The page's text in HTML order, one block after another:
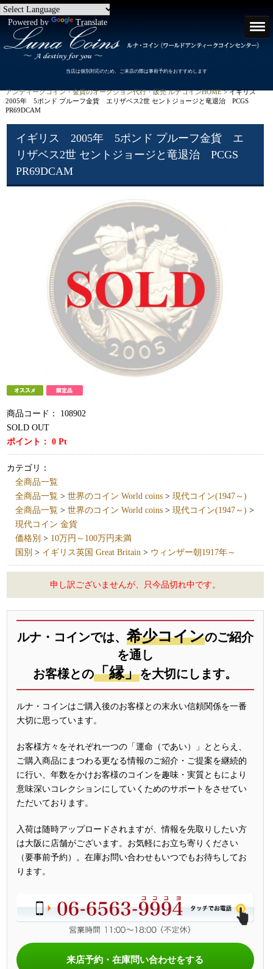
Powered by Translate
当店は個別対応のため、ご来店の際は事前予約をおすすめします
アンティークコイン・金貨のオークション代行・販売 ルナコインHOME> イギリス
2005年 5ポンド プルーフ金貨 エリザベス2世 セントジョージと竜退治 PCGS
PR69DCAM
イギリス 2005年 5ポンド プルーフ金貨 エ
リザベス2世 セントジョージと竜退治 PCGS
PR69DCAM
商品コード：
108902
SOLD OUT
ポイント：0 Pt
カテゴリ：
全商品一覧
全商品一覧 >世界のコイン World coins >現代コイン(1947～)
全商品一覧 >世界のコイン World coins >現代コイン(1947～) >
現代コイン 金貨
価格別 > 10万円～100万円未満
国別 > イギリス英国 Great Britain > ウィンザー朝1917年～
申し訳ございませんが、只今品切れ中です。
ルナ・コインでは、 希少コインのご紹介
を通し
お客様との「縁」を大切にします。
ルナ・コインはご購入後のお客様との末永い信頼関係を一番
大切に思っています。
お客様方々をそれぞれ一つの「運命（であい）」ととらえ、
ご購入商品にまつわる更なる情報のご紹介・ご提案を継続的
に行い、年数をかけお客様のコインを趣味・実質ともにより
意味深いコレクションにしていくためのサポートをさせてい
ただいております。
入荷は随時アップロードされますが、情報を先取りしたい方
は大阪に店舗がございます。お気軽にお立ち寄りください
（要事前予約）。在庫お問い合わせもいつでもお待ちしてお
ります。
来店予約・在庫問い合わせをする